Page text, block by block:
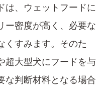
は、ウェットフードに
ー密度が高く、必要な
くすみます。そのた
超大型犬にフード​を与
な判断材料となる場合